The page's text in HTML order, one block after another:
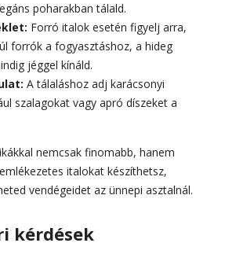
poharakban tálald.
Forró italok esetén figyelj arra,
forrók a fogyasztáshoz, a hideg
jéggel kínáld.
A tálaláshoz adj karácsonyi
szalagokat vagy apró díszeket a
nemcsak finomabb, hanem
italokat készíthetsz,
vendégeidet az ünnepi asztalnál.
kérdések